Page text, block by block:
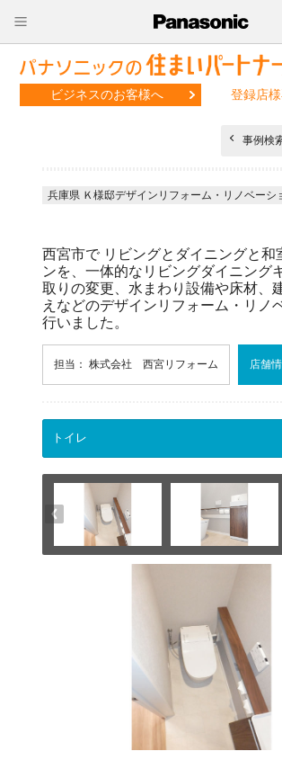
ビジネスのお客様へ 登録店
事例検
兵庫県 Ｋ様邸デザインリフォーム・リノベーシ
西宮市で リビングとダイニングと和
ンを、一体的なリビングダイニング
取りの変更、水まわり設備や床材、
えなどのデザインリフォーム・リノ
行いました。
担当： 株式会社 西宮リフォーム 店舗